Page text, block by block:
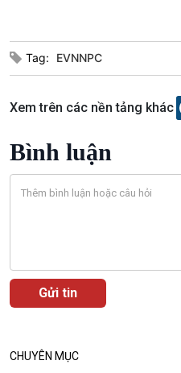
Tag: EVNNPC
Xem trên các nền tảng khác
Bình luận
CHUYÊN MỤC